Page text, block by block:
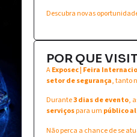
Descubra novas
POR QUE
AExposec | Feira
setor de segurança, tanto
Durante3 dias de evento,
serviçospara um público
Não perca a chance de se